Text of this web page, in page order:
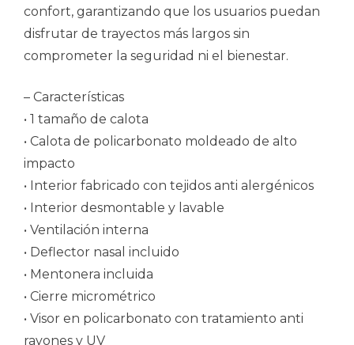
confort, garantizando que los usuarios puedan
disfrutar de trayectos más largos sin
comprometer la seguridad ni el bienestar.
– Características
• 1 tamaño de calota
• Calota de policarbonato moldeado de alto
impacto
• Interior fabricado con tejidos anti alergénicos
• Interior desmontable y lavable
• Ventilación interna
• Deflector nasal incluido
• Mentonera incluida
• Cierre micrométrico
• Visor en policarbonato con tratamiento anti
rayones y UV